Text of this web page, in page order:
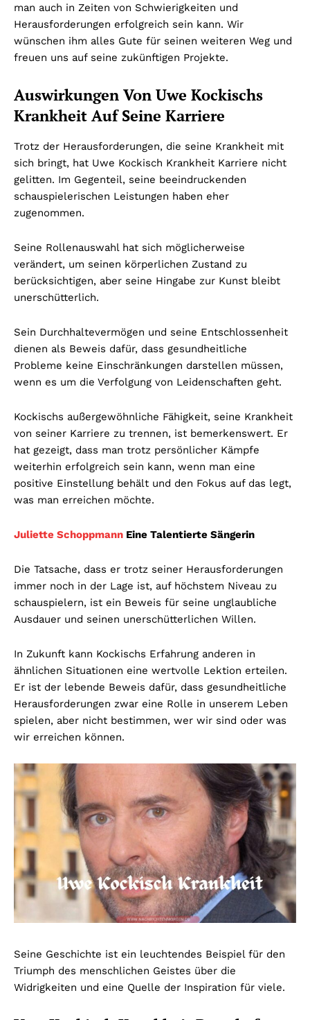
man auch in Zeiten von Schwierigkeiten und
Herausforderungen erfolgreich sein kann. Wir
wünschen ihm alles Gute für seinen weiteren Weg und
freuen uns auf seine zukünftigen Projekte.
Auswirkungen Von Uwe Kockischs
Krankheit Auf Seine Karriere
Trotz der Herausforderungen, die seine Krankheit mit
sich bringt, hat Uwe Kockisch Krankheit Karriere nicht
gelitten. Im Gegenteil, seine beeindruckenden
schauspielerischen Leistungen haben eher
zugenommen.
Seine Rollenauswahl hat sich möglicherweise
verändert, um seinen körperlichen Zustand zu
berücksichtigen, aber seine Hingabe zur Kunst bleibt
unerschütterlich.
Sein Durchhaltevermögen und seine Entschlossenheit
dienen als Beweis dafür, dass gesundheitliche
Probleme keine Einschränkungen darstellen müssen,
wenn es um die Verfolgung von Leidenschaften geht.
Kockischs außergewöhnliche Fähigkeit, seine Krankheit
von seiner Karriere zu trennen, ist bemerkenswert. Er
hat gezeigt, dass man trotz persönlicher Kämpfe
weiterhin erfolgreich sein kann, wenn man eine
positive Einstellung behält und den Fokus auf das legt,
was man erreichen möchte.
Juliette Schoppmann Eine Talentierte Sängerin
Die Tatsache, dass er trotz seiner Herausforderungen
immer noch in der Lage ist, auf höchstem Niveau zu
schauspielern, ist ein Beweis für seine unglaubliche
Ausdauer und seinen unerschütterlichen Willen.
In Zukunft kann Kockischs Erfahrung anderen in
ähnlichen Situationen eine wertvolle Lektion erteilen.
Er ist der lebende Beweis dafür, dass gesundheitliche
Herausforderungen zwar eine Rolle in unserem Leben
spielen, aber nicht bestimmen, wer wir sind oder was
wir erreichen können.
Seine Geschichte ist ein leuchtendes Beispiel für den
Triumph des menschlichen Geistes über die
Widrigkeiten und eine Quelle der Inspiration für viele.